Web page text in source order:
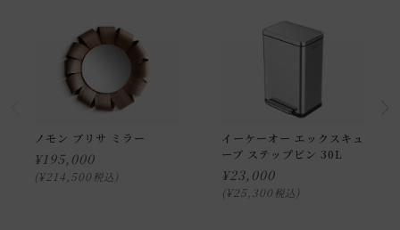
・お使いのPC画面等や光の環境によっては、掲載の画像と実
際の商品とで色の見え方が異なることもございます。ご了承
ください。
ノモン ブリサ ミラー
¥195,000
¥214,500 税込
イーケーオー エックスキュ
ーブ ステップビン 30L
¥23,000
¥25,300 税込